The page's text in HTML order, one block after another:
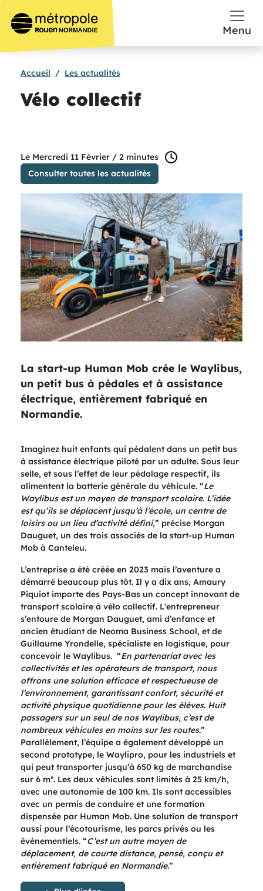
Menu
Accueil Les actualités
Vélo collectif
Le Mercredi 11 Février / temps de lecture :
2 minutes
Consulter toutes les actualités
La start-up Human Mob crée le Waylibus,
un petit bus à pédales et à assistance
électrique, entièrement fabriqué en
Normandie.
Imaginez huit enfants qui pédalent dans un petit bus
à assistance électrique piloté par un adulte. Sous leur
selle, et sous l’effet de leur pédalage respectif, ils
alimentent la batterie générale du véhicule. “Le
Waylibus est un moyen de transport scolaire. L’idée
est qu’ils se déplacent jusqu’à l’école, un centre de
loisirs ou un lieu d’activité défini,” précise Morgan
Dauguet, un des trois associés de la start-up Human
Mob à Canteleu.
L’entreprise a été créée en 2023 mais l’aventure a
démarré beaucoup plus tôt. Il y a dix ans, Amaury
Piquiot importe des Pays-Bas un concept innovant de
transport scolaire à vélo collectif. L'entrepreneur
s’entoure de Morgan Dauguet, ami d’enfance et
ancien étudiant de Neoma Business School, et de
Guillaume Yrondelle, spécialiste en logistique, pour
concevoir le Waylibus. “En partenariat avec les
collectivités et les opérateurs de transport, nous
offrons une solution efficace et respectueuse de
l’environnement, garantissant confort, sécurité et
activité physique quotidienne pour les élèves. Huit
passagers sur un seul de nos Waylibus, c’est de
nombreux véhicules en moins sur les routes.”
Parallèlement, l’équipe a également développé un
second prototype, le Waylipro, pour les industriels et
qui peut transporter jusqu’à 650 kg de marchandise
sur 6 m³. Les deux véhicules sont limités à 25 km/h,
avec une autonomie de 100 km. Ils sont accessibles
avec un permis de conduire et une formation
dispensée par Human Mob. Une solution de transport
aussi pour l’écotourisme, les parcs privés ou les
événementiels. “C’est un autre moyen de
déplacement, de courte distance, pensé, conçu et
entièrement fabriqué en Normandie.”